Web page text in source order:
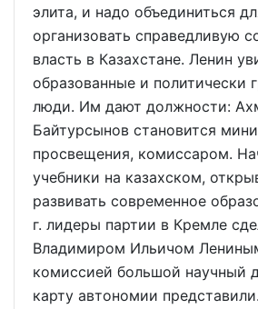
элита, и надо объединиться
организовать справедливую
власть в Казахстане. Ленин
образованные и политически
люди. Им дают должности:
Байтурсынов становится
просвещения, комиссаром.
учебники на казахском,
развивать современное
г. лидеры партии в Кремле
Владимиром Ильичом
комиссией большой научный
карту автономии